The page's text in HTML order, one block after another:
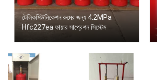
টেলিকমিউনিকেশন রুমের জন্য 4.2MPa
Hfc227ea ফায়ার সাপ্রেশন সিস্টেম